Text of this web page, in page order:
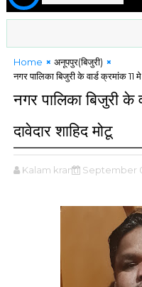
Home
अनूपपुर(बिजुरी)
नगर पालिका बिजुरी के वार्ड क्रमांक 11
नगर पालिका बिजुरी के
दावेदार शाहिद मोटू
Kalam kranti September